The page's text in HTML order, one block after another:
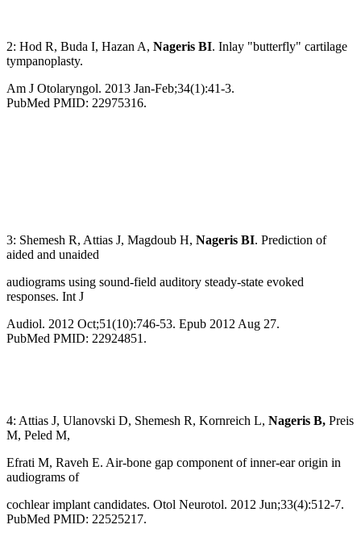
2: Hod R, Buda I, Hazan A, Nageris BI. Inlay "butterfly" cartilage
tympanoplasty.
Am J Otolaryngol. 2013 Jan-Feb;34(1):41-3.
PubMed PMID: 22975316.
3: Shemesh R, Attias J, Magdoub H, Nageris BI. Prediction of
aided and unaided
audiograms using sound-field auditory steady-state evoked
responses. Int J
Audiol. 2012 Oct;51(10):746-53. Epub 2012 Aug 27.
PubMed PMID: 22924851.
4: Attias J, Ulanovski D, Shemesh R, Kornreich L, Nageris B, Preis
M, Peled M,
Efrati M, Raveh E. Air-bone gap component of inner-ear origin in
audiograms of
cochlear implant candidates. Otol Neurotol. 2012 Jun;33(4):512-7.
PubMed PMID: 22525217.